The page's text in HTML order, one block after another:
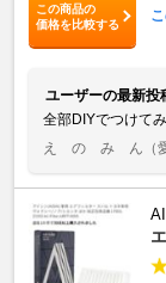
この商品の
価格を比較する
ユーザーの最新投
全部DIYでつけて
え の み ん